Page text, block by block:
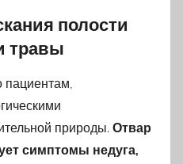
полости
травы
пациентам,
природы. Отвар
симптомы недуга,